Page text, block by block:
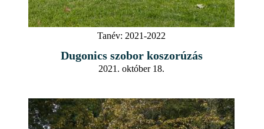
Tanév: 2021-2022
Dugonics szobor koszorúzás
2021. október 18.